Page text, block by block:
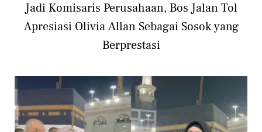
Jadi Komisaris Perusahaan, Bos Jalan Tol
Apresiasi Olivia Allan Sebagai Sosok yang
Berprestasi